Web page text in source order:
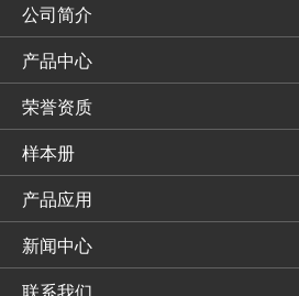
公司简介
产品中心
荣誉资质
样本册
产品应用
新闻中心